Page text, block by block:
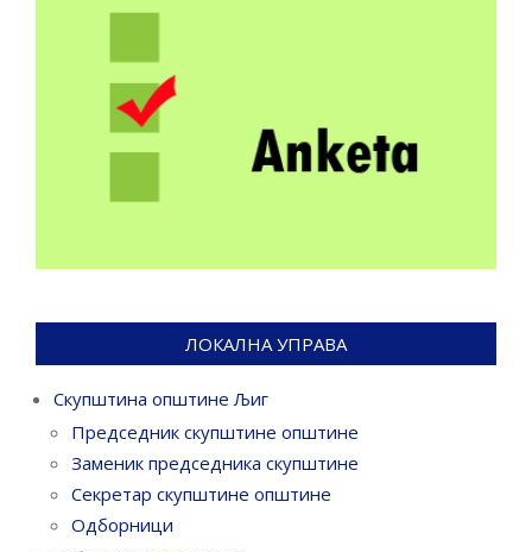
ЛОКАЛНА УПРАВА
Скупштина општине Љиг
Председник скупштине општине
Заменик председника скупштине
Секретар скупштине општине
Одборници